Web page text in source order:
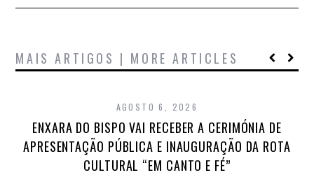
MAIS ARTIGOS | MORE ARTICLES
AGOSTO 6, 2026
ENXARA DO BISPO VAI RECEBER A CERIMÓNIA DE
APRESENTAÇÃO PÚBLICA E INAUGURAÇÃO DA ROTA
CULTURAL “EM CANTO E FÉ”